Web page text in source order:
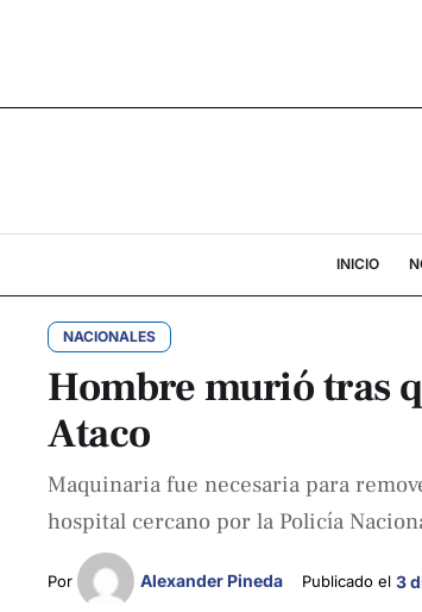
INICIO
NACIONALES
Hombre murió tras
Ataco
Maquinaria fue necesaria para
hospital cercano por la Policía
Por Alexander Pineda Publicado el 3